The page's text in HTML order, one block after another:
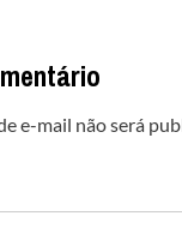
e-mail não será